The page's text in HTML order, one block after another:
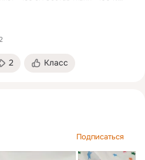
действует при заказе рулона ткани
изумительно.
2 Класс
Подписаться